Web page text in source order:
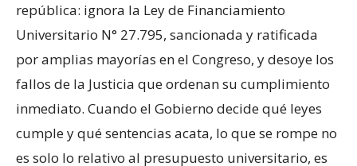
república: ignora la Ley de Financiamiento
Universitario N° 27.795, sancionada y ratificada
por amplias mayorías en el Congreso, y desoye los
fallos de la Justicia que ordenan su cumplimiento
inmediato. Cuando el Gobierno decide qué leyes
cumple y qué sentencias acata, lo que se rompe no
es solo lo relativo al presupuesto universitario, es